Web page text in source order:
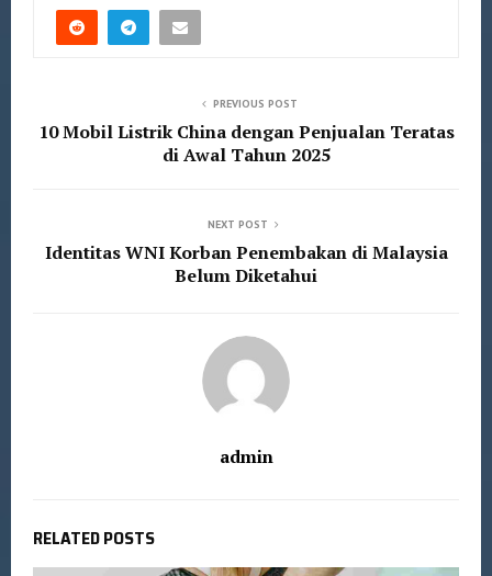
PREVIOUS POST
10 Mobil Listrik China dengan Penjualan Teratas
di Awal Tahun 2025
NEXT POST
Identitas WNI Korban Penembakan di Malaysia
Belum Diketahui
admin
RELATED POSTS